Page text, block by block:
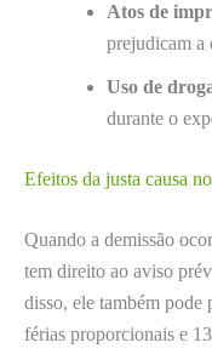
Atos de
prejudicam a
Uso de
durante o
Efeitos da justa causa
Quando a demissão
tem direito ao aviso
disso, ele também pode
férias proporcionais e